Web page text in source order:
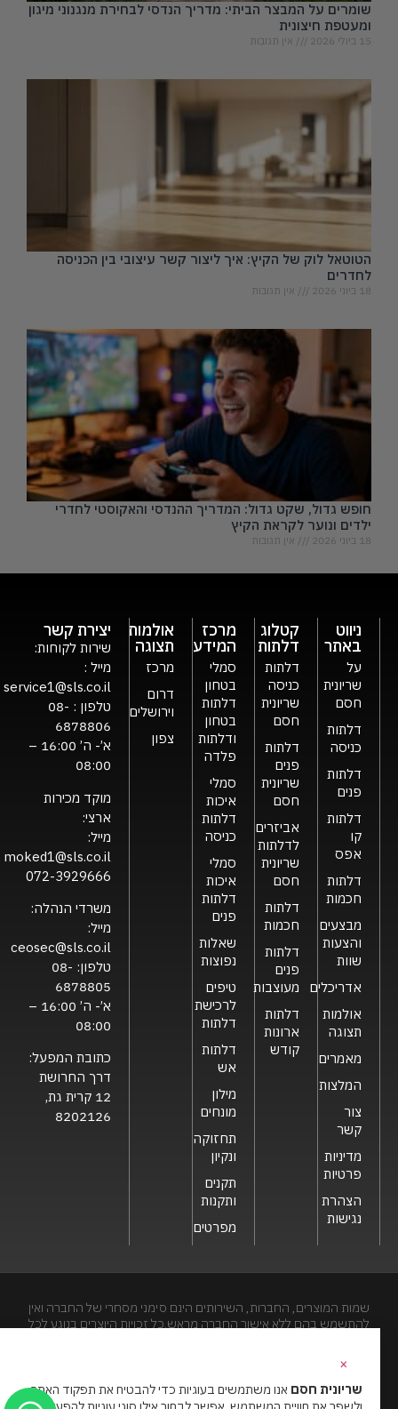
שומרים על המבצר הביתי: מדריך הנדסי לבחירת מנגנוני מיגון
ומעטפת חיצונית
15 ביולי 2026 אין תגובות
הטוטאל לוק של הקיץ: איך ליצור קשר עיצובי בין הכניסה
לחדרים
18 ביוני 2026 אין תגובות
חופש גדול, שקט גדול: המדריך ההנדסי והאקוסטי לחדרי
ילדים ונוער לקראת הקיץ
18 ביוני 2026 אין תגובות
ניווט
באתר
על
שריונית
חסם
דלתות
כניסה
דלתות
פנים
דלתות
קו
אפס
דלתות
חכמות
מבצעים
והצעות
שוות
אדריכלים
אולמות
תצוגה
מאמרים
המלצות
צור
קשר
מדיניות
פרטיות
הצהרת
נגישות
קטלוג
דלתות
דלתות
כניסה
שריונית
חסם
דלתות
פנים
שריונית
חסם
אביזרים
לדלתות
שריונית
חסם
דלתות
חכמות
דלתות
פנים
מעוצבות
דלתות
ארונות
קודש
מרכז
המידע
סמלי
בטחון
דלתות
בטחון
ודלתות
פלדה
סמלי
איכות
דלתות
כניסה
סמלי
איכות
דלתות
פנים
שאלות
נפוצות
טיפים
לרכישת
דלתות
דלתות
אש
מילון
מונחים
תחזוקה
ונקיון
תקנים
ותקנות
מפרטים
אולמות
תצוגה
מרכז
דרום
וירושלים
צפון
יצירת קשר
שירות לקוחות:
מייל :
service1@sls.co.il
טלפון : 08-
6878806
א’- ה’ 16:00 –
08:00
מוקד מכירות
ארצי:
מייל:
moked1@sls.co.il
072-3929666
משרדי הנהלה:
מייל:
ceosec@sls.co.il
טלפון: 08-
6878805
א’- ה’ 16:00 –
08:00
כתובת המפעל:
דרך החרושת
12 קרית גת,
8202126
שמות המוצרים, החברות, השירותים הינם סימני מסחרי של החברה ואין
להתשמש בהם ללא אישור החברה מראש.כל זכויות היוצרים בנוגע לכל
×
שריונית חסם אנו משתמשים בעוגיות כדי להבטיח את תפקוד האתר